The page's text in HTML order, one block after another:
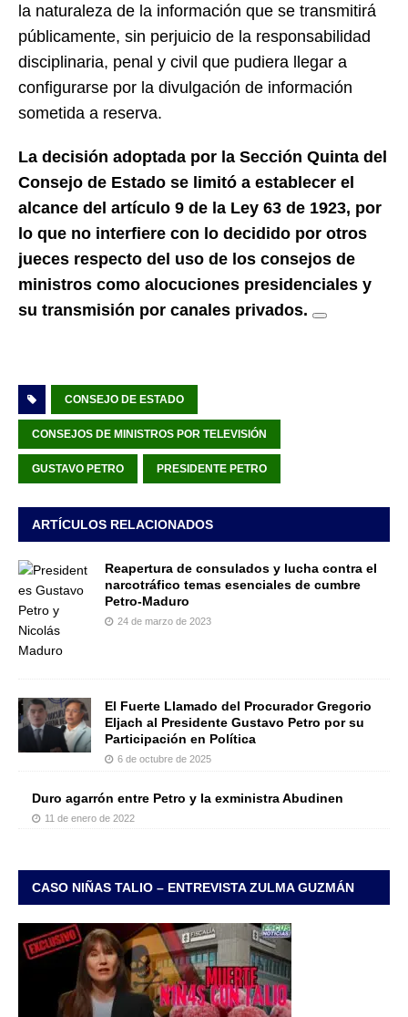
la naturaleza de la información que se transmitirá
públicamente, sin perjuicio de la responsabilidad
disciplinaria, penal y civil que pudiera llegar a
configurarse por la divulgación de información
sometida a reserva.
La decisión adoptada por la Sección Quinta del
Consejo de Estado se limitó a establecer el
alcance del artículo 9 de la Ley 63 de 1923, por
lo que no interfiere con lo decidido por otros
jueces respecto del uso de los consejos de
ministros como alocuciones presidenciales y
su transmisión por canales privados.
CONSEJO DE ESTADO
CONSEJOS DE MINISTROS POR TELEVISIÓN
GUSTAVO PETRO PRESIDENTE PETRO
ARTÍCULOS RELACIONADOS
Reapertura de consulados y lucha contra el
narcotráfico temas esenciales de cumbre
Petro-Maduro
24 de marzo de 2023
El Fuerte Llamado del Procurador Gregorio
Eljach al Presidente Gustavo Petro por su
Participación en Política
6 de octubre de 2025
Duro agarrón entre Petro y la exministra Abudinen
11 de enero de 2022
CASO NIÑAS TALIO – ENTREVISTA ZULMA GUZMÁN